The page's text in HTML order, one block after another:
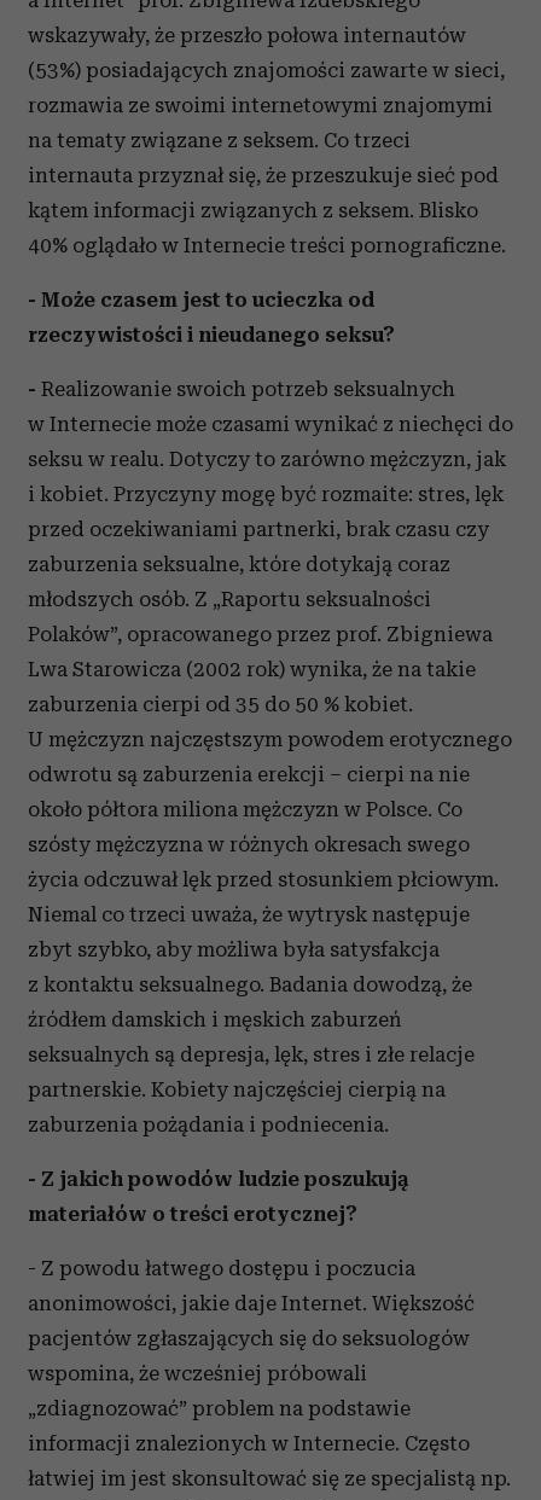
wskazywały, że przeszło połowa internautów
(53%) posiadających znajomości zawarte w sieci,
rozmawia ze swoimi internetowymi znajomymi
na tematy związane z seksem. Co trzeci
internauta przyznał się, że przeszukuje sieć pod
kątem informacji związanych z seksem. Blisko
40% oglądało w Internecie treści pornograficzne.
- Może czasem jest to ucieczka od
rzeczywistości i nieudanego seksu?
- Realizowanie swoich potrzeb seksualnych
w Internecie może czasami wynikać z niechęci do
seksu w realu. Dotyczy to zarówno mężczyzn, jak
i kobiet. Przyczyny mogę być rozmaite: stres, lęk
przed oczekiwaniami partnerki, brak czasu czy
zaburzenia seksualne, które dotykają coraz
młodszych osób. Z „Raportu seksualności
Polaków”, opracowanego przez prof. Zbigniewa
Lwa Starowicza (2002 rok) wynika, że na takie
zaburzenia cierpi od 35 do 50 % kobiet.
U mężczyzn najczęstszym powodem erotycznego
odwrotu są zaburzenia erekcji – cierpi na nie
około półtora miliona mężczyzn w Polsce. Co
szósty mężczyzna w różnych okresach swego
życia odczuwał lęk przed stosunkiem płciowym.
Niemal co trzeci uważa, że wytrysk następuje
zbyt szybko, aby możliwa była satysfakcja
z kontaktu seksualnego. Badania dowodzą, że
źródłem damskich i męskich zaburzeń
seksualnych są depresja, lęk, stres i złe relacje
partnerskie. Kobiety najczęściej cierpią na
zaburzenia pożądania i podniecenia.
- Z jakich powodów ludzie poszukują
materiałów o treści erotycznej?
- Z powodu łatwego dostępu i poczucia
anonimowości, jakie daje Internet. Większość
pacjentów zgłaszających się do seksuologów
wspomina, że wcześniej próbowali
„zdiagnozować” problem na podstawie
informacji znalezionych w Internecie. Często
łatwiej im jest skonsultować się ze specjalistą np.